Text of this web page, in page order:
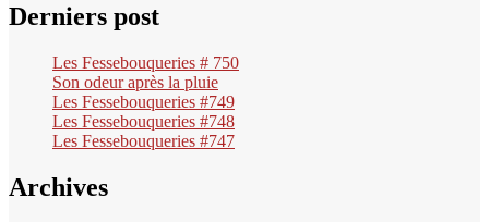
Derniers post
Les Fessebouqueries # 750
Son odeur après la pluie
Les Fessebouqueries #749
Les Fessebouqueries #748
Les Fessebouqueries #747
Archives